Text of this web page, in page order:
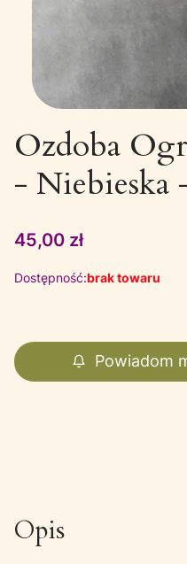
Ozdoba
- Niebieska
Cena
45,00 zł
Dostępność:brak towaru
Powiadom
Opis